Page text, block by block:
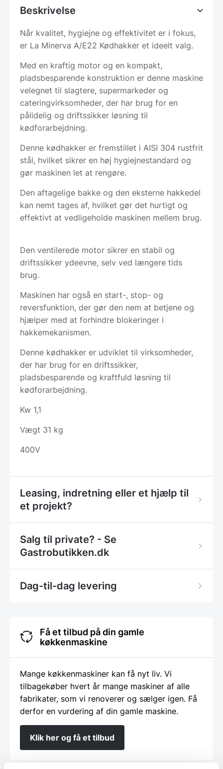
Beskrivelse
Når kvalitet, hygiejne og effektivitet er i fokus,
er La Minerva A/E22 Kødhakker et ideelt valg.
Med en kraftig motor og en kompakt,
pladsbesparende konstruktion er denne maskine
velegnet til slagtere, supermarkeder og
cateringvirksomheder, der har brug for en
pålidelig og driftssikker løsning til
kødforarbejdning.
Denne kødhakker er fremstillet i AISI 304 rustfrit
stål, hvilket sikrer en høj hygiejnestandard og
gør maskinen let at rengøre.
Den aftagelige bakke og den eksterne hakkedel
kan nemt tages af, hvilket gør det hurtigt og
effektivt at vedligeholde maskinen mellem brug.
Den ventilerede motor sikrer en stabil og
driftssikker ydeevne, selv ved længere tids
brug.
Maskinen har også en start-, stop- og
reversfunktion, der gør den nem at betjene og
hjælper med at forhindre blokeringer i
hakkemekanismen.
Denne kødhakker er udviklet til virksomheder,
der har brug for en driftssikker,
pladsbesparende og kraftfuld løsning til
kødforarbejdning.
Kw 1,1
Vægt 31 kg
400V
Leasing, indretning eller et hjælp til
et projekt?
Salg til private? - Se
Gastrobutikken.dk
Dag-til-dag levering
Få et tilbud på din gamle
køkkenmaskine
Mange køkkenmaskiner kan få nyt liv. Vi
tilbagekøber hvert år mange maskiner af alle
fabrikater, som vi renoverer og sælger igen. Få
derfor en vurdering af din gamle maskine.
Klik her og få et tilbud